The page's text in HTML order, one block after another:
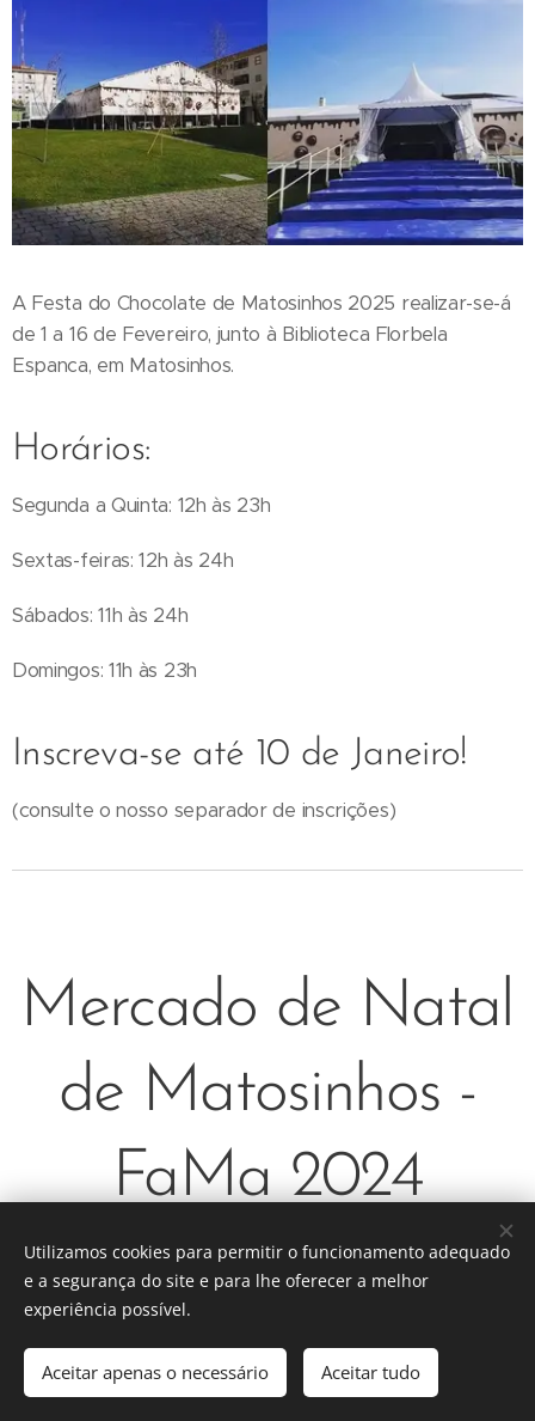
A Festa do Chocolate de Matosinhos 2025 realizar-se-á
de 1 a 16 de Fevereiro, junto à Biblioteca Florbela
Espanca, em Matosinhos.
Horários:
Segunda a Quinta: 12h às 23h
Sextas-feiras: 12h às 24h
Sábados: 11h às 24h
Domingos: 11h às 23h
Inscreva-se até 10 de Janeiro!
(consulte o nosso separador de inscrições)
Mercado de Natal
de Matosinhos -
FaMa 2024
De 22/Nov a 23/Dez
Utilizamos cookies para permitir o funcionamento adequado
e a segurança do site e para lhe oferecer a melhor
experiência possível.
Aceitar apenas o necessário Aceitar tudo